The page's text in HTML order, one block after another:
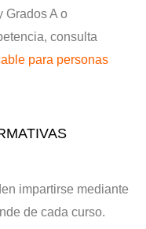
Grados A o
consulta
para personas
impartirse mediante
de cada curso.